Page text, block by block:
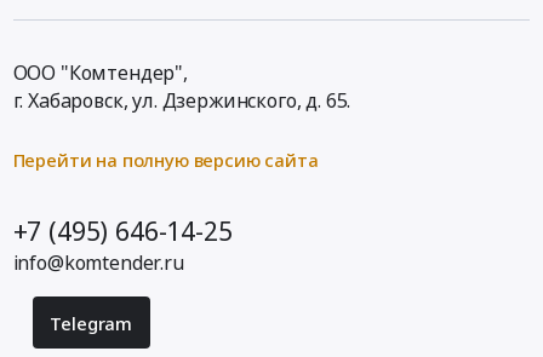
ООО "Комтендер",
г. Хабаровск,ул. Дзержинского, д. 65.
Перейти на полную версию сайта
+7 (495) 646-14-25
info@komtender.ru
Telegram